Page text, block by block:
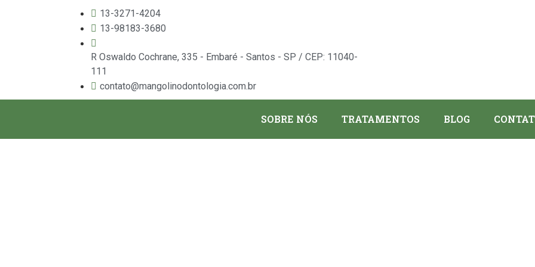
13-3271-4204
13-98183-3680
R Oswaldo Cochrane, 335 - Embaré - Santos - SP / CEP: 11040-
111
contato@mangolinodontologia.com.br
SOBRE NÓS TRATAMENTOS BLOG